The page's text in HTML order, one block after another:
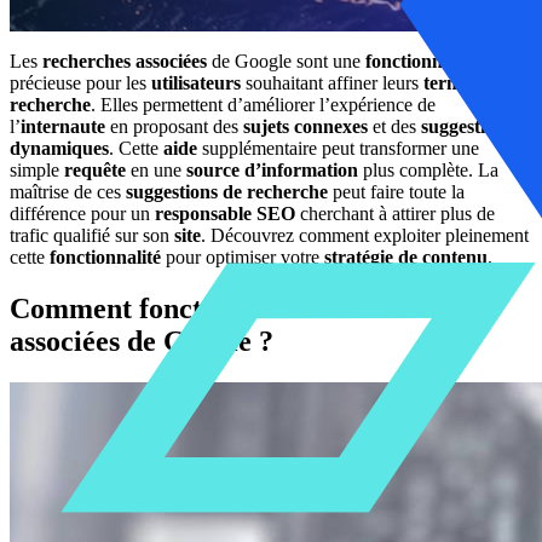
Les recherches associées de Google sont une fonctionnalité
précieuse pour les utilisateurs souhaitant affiner leurs termes de
recherche. Elles permettent d’améliorer l’expérience de
l’internaute en proposant des sujets connexes et des suggestions
dynamiques. Cette aide supplémentaire peut transformer une
simple requête en une source d’information plus complète. La
maîtrise de ces suggestions de recherche peut faire toute la
différence pour un responsable SEO cherchant à attirer plus de
trafic qualifié sur son site. Découvrez comment exploiter pleinement
cette fonctionnalité pour optimiser votrestratégie de contenu.
Comment fonctionnent les recherches
associées de Google ?